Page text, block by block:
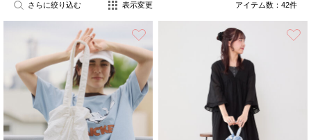
さらに絞り込む 表示変更 アイテム数： 42件